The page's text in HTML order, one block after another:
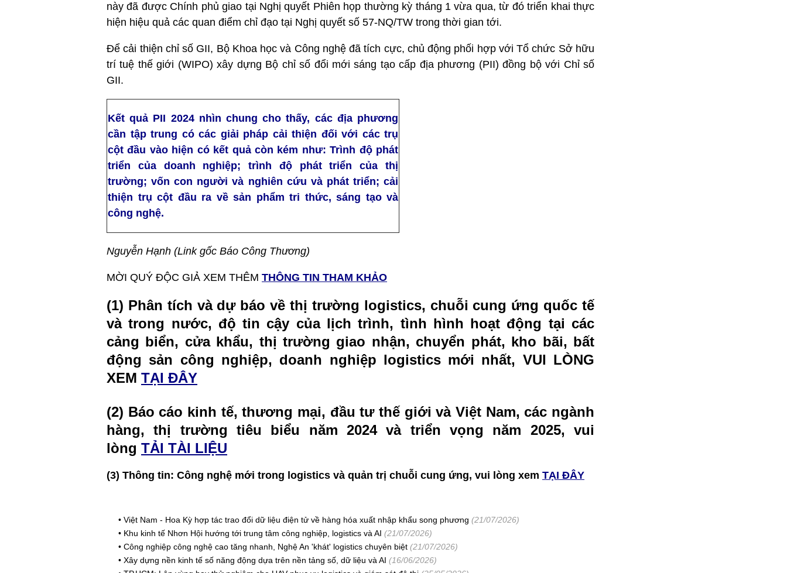
này đã được Chính phủ giao tại Nghị quyết Phiên họp thường kỳ tháng 1 vừa qua, từ đó triển khai thực
hiện hiệu quả các quan điểm chỉ đạo tại Nghị quyết số 57-NQ/TW trong thời gian tới.
Để cải thiện chỉ số GII, Bộ Khoa học và Công nghệ đã tích cực, chủ động phối hợp với Tổ chức Sở hữu
trí tuệ thế giới (WIPO) xây dựng Bộ chỉ số đổi mới sáng tạo cấp địa phương (PII) đồng bộ với Chỉ số
GII.
Kết quả PII 2024 nhìn chung cho thấy, các địa phương
cần tập trung có các giải pháp cải thiện đối với các trụ
cột đầu vào hiện có kết quả còn kém như: Trình độ phát
triển của doanh nghiệp; trình độ phát triển của thị
trường; vốn con người và nghiên cứu và phát triển; cải
thiện trụ cột đầu ra về sản phẩm tri thức, sáng tạo và
công nghệ.
Nguyễn Hạnh (Link gốc Báo Công Thương)
MỜI QUÝ ĐỘC GIẢ XEM THÊM THÔNG TIN THAM KHẢO
(1) Phân tích và dự báo về thị trường logistics, chuỗi cung ứng quốc tế
và trong nước, độ tin cậy của lịch trình, tình hình hoạt động tại các
cảng biển, cửa khẩu, thị trường giao nhận, chuyển phát, kho bãi, bất
động sản công nghiệp, doanh nghiệp logistics mới nhất, VUI LÒNG
XEM TẠI ĐÂY
(2) Báo cáo kinh tế, thương mại, đầu tư thế giới và Việt Nam, các ngành
hàng, thị trường tiêu biểu năm 2024 và triển vọng năm 2025, vui
lòng TẢI TÀI LIỆU
(3) Thông tin: Công nghệ mới trong logistics và quản trị chuỗi cung ứng, vui lòng xem TẠI ĐÂY
• Việt Nam - Hoa Kỳ hợp tác trao đổi dữ liệu điện tử về hàng hóa xuất nhập khẩu song phương (21/07/2026)
• Khu kinh tế Nhơn Hội hướng tới trung tâm công nghiệp, logistics và AI (21/07/2026)
• Công nghiệp công nghệ cao tăng nhanh, Nghệ An 'khát' logistics chuyên biệt (21/07/2026)
• Xây dựng nền kinh tế số năng động dựa trên nền tảng số, dữ liệu và AI (16/06/2026)